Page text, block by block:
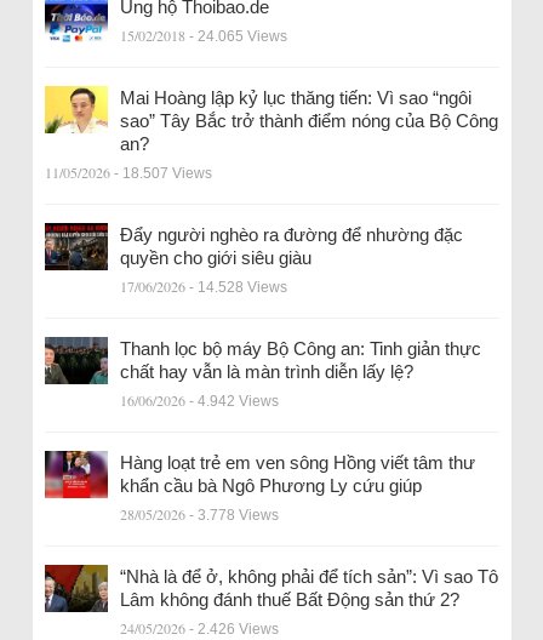
Ủng hộ Thoibao.de
15/02/2018 - 24.065 Views
Mai Hoàng lập kỷ lục thăng tiến: Vì sao “ngôi
sao” Tây Bắc trở thành điểm nóng của Bộ Công
an?
11/05/2026 - 18.507 Views
Đẩy người nghèo ra đường để nhường đặc
quyền cho giới siêu giàu
17/06/2026 - 14.528 Views
Thanh lọc bộ máy Bộ Công an: Tinh giản thực
chất hay vẫn là màn trình diễn lấy lệ?
16/06/2026 - 4.942 Views
Hàng loạt trẻ em ven sông Hồng viết tâm thư
khẩn cầu bà Ngô Phương Ly cứu giúp
28/05/2026 - 3.778 Views
“Nhà là để ở, không phải để tích sản”: Vì sao Tô
Lâm không đánh thuế Bất Động sản thứ 2?
24/05/2026 - 2.426 Views